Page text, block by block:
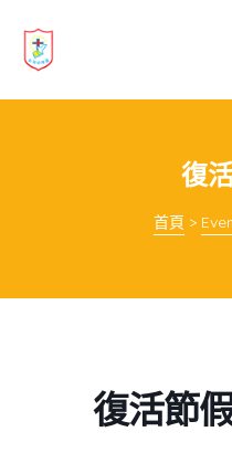
復
首頁 >
復活節
教育